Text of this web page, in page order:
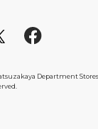
Department Stores